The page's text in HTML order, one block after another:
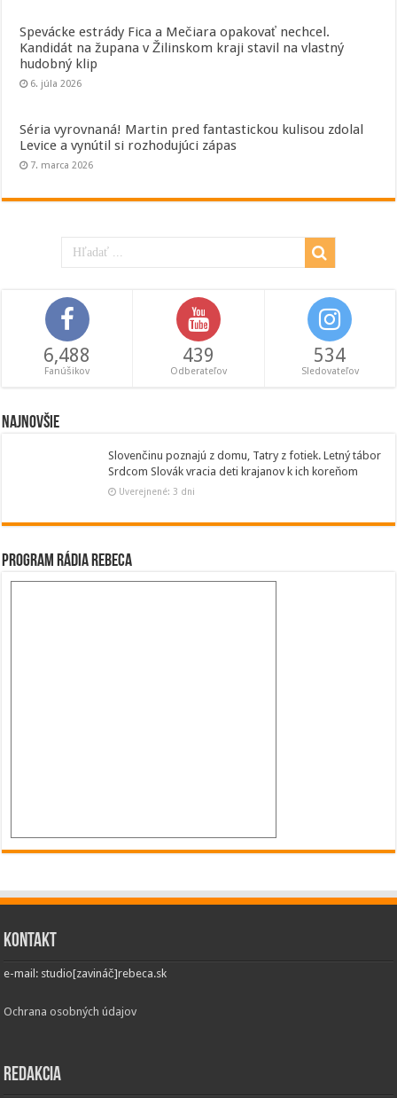
Spevácke estrády Fica a Mečiara opakovať nechcel.
Kandidát na župana v Žilinskom kraji stavil na vlastný
hudobný klip
6. júla 2026
Séria vyrovnaná! Martin pred fantastickou kulisou zdolal
Levice a vynútil si rozhodujúci zápas
7. marca 2026
6,488
Fanúšikov
439
Odberateľov
534
Sledovateľov
Najnovšie
Slovenčinu poznajú z domu, Tatry z fotiek. Letný tábor
Srdcom Slovák vracia deti krajanov k ich koreňom
Uverejnené: 3 dni
Program Rádia Rebeca
Kontakt
e-mail: studio[zavináč]rebeca.sk
Ochrana osobných údajov
Redakcia